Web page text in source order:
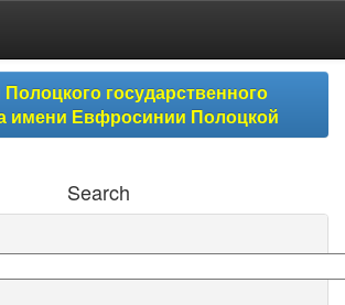
государственного
имени Евфросинии Полоцкой
Search